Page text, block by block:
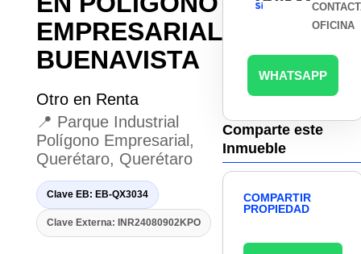
EMPRESARIAL
BUENAVISTA
Otro en Renta
📍 Parque Industrial
Polígono Empresarial,
Querétaro, Querétaro
Clave EB: EB-QX3034
Clave Externa: INR24080902KPO
OFICINA
WHATSAPP
Comparte este
Inmueble
COMPARTIR
PROPIEDAD